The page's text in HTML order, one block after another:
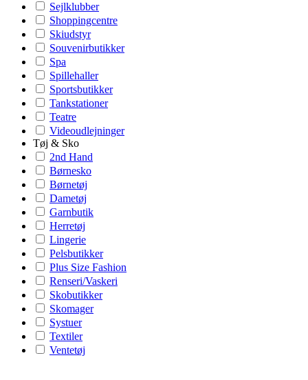
Sejlklubber
Shoppingcentre
Skiudstyr
Souvenirbutikker
Spa
Spillehaller
Sportsbutikker
Tankstationer
Teatre
Videoudlejninger
Tøj & Sko
2nd Hand
Børnesko
Børnetøj
Dametøj
Garnbutik
Herretøj
Lingerie
Pelsbutikker
Plus Size Fashion
Renseri/Vaskeri
Skobutikker
Skomager
Systuer
Textiler
Ventetøj